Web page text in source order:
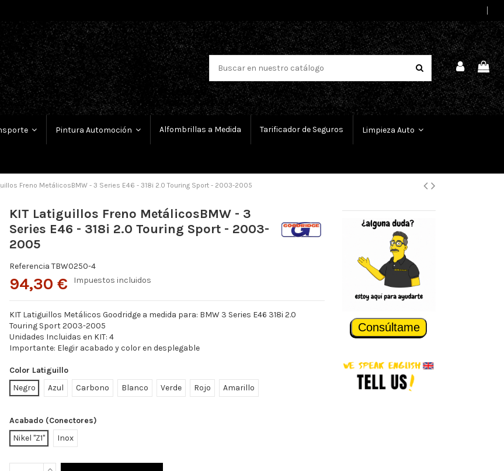
Pintura Automoción Alfombrillas a Medida Tarificador de Seguros Limpieza Auto
Freno MetálicosBMW - 3 Series E46 - 318i 2.0 Touring Sport - 2003-2005
KIT Latiguillos Freno MetálicosBMW - 3
Series E46 - 318i 2.0 Touring Sport - 2003-
2005
Referencia TBW0250-4
94,30 € Impuestos incluidos
KIT Latiguillos Metálicos Goodridge a medida para: BMW 3 Series E46 318i 2.0
Touring Sport 2003-2005
Unidades Incluidas en KIT: 4
Importante: Elegir acabado y color en desplegable
Color Latiguillo
Negro
Azul Carbono Blanco Verde Rojo Amarillo
Acabado (Conectores)
Nikel "Z1"
Inox
Consúltame